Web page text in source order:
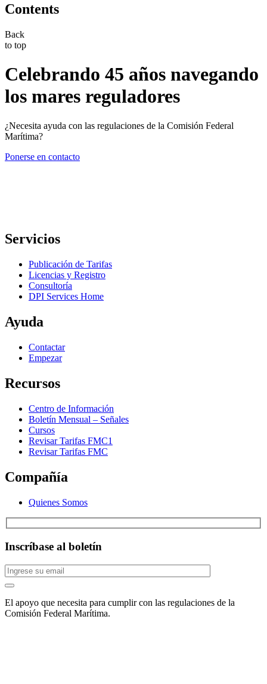
Contents
Back
to top
Celebrando 45 años navegando
los mares reguladores
¿Necesita ayuda con las regulaciones de la Comisión Federal
Marítima?
Ponerse en contacto
Servicios
Publicación de Tarifas
Licencias y Registro
Consultoría
DPI Services Home
Ayuda
Contactar
Empezar
Recursos
Centro de Información
Boletín Mensual – Señales
Cursos
Revisar Tarifas FMC1
Revisar Tarifas FMC
Compañía
Quienes Somos
Inscríbase al boletín
El apoyo que necesita para cumplir con las regulaciones de la
Comisión Federal Marítima.